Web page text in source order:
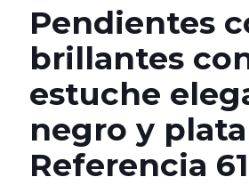
Pendientes
brillantes
estuche
negro y plata
Referencia